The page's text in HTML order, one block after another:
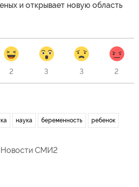
и открывает новую область
2 3 3 2
наука беременность ребенок
Новости СМИ2